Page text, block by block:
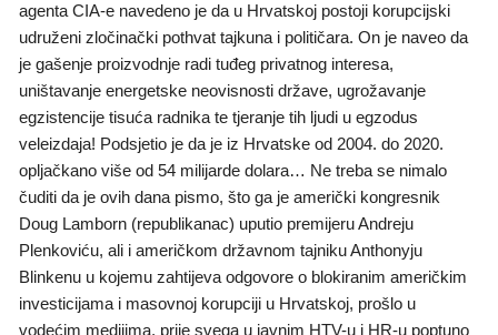
agenta CIA-e navedeno je da u Hrvatskoj postoji korupcijski
udruženi zločinački pothvat tajkuna i političara. On je naveo da
je gašenje proizvodnje radi tuđeg privatnog interesa,
uništavanje energetske neovisnosti države, ugrožavanje
egzistencije tisuća radnika te tjeranje tih ljudi u egzodus
veleizdaja! Podsjetio je da je iz Hrvatske od 2004. do 2020.
opljačkano više od 54 milijarde dolara… Ne treba se nimalo
čuditi da je ovih dana pismo, što ga je američki kongresnik
Doug Lamborn (republikanac) uputio premijeru Andreju
Plenkoviću, ali i američkom državnom tajniku Anthonyju
Blinkenu u kojemu zahtijeva odgovore o blokiranim američkim
investicijama i masovnoj korupciji u Hrvatskoj, prošlo u
vodećim medijima, prije svega u javnim HTV-u i HR-u poptuno